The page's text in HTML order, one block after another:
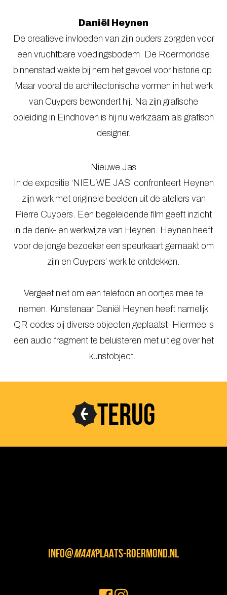
Daniël Heynen
De creatieve invloeden van zijn ouders zorgden voor
een vruchtbare voedingsbodem. De Roermondse
binnenstad wekte bij hem het gevoel voor historie op.
Maar vooral de architectonische vormen in het werk
van Cuypers bewondert hij. Na zijn grafische
opleiding in Eindhoven is hij nu werkzaam als grafisch
designer.
Nieuwe Jas
In de expositie ‘NIEUWE JAS’ confronteert Heynen
zijn werk met originele beelden uit de ateliers van
Pierre Cuypers. Een begeleidende film geeft inzicht
in de denk- en werkwijze van Heynen. Heynen heeft
voor de jonge bezoeker een speurkaart gemaakt om
zijn en Cuypers’ werk te ontdekken.
Vergeet niet om een telefoon en oortjes mee te
nemen. Kunstenaar Daniël Heynen heeft namelijk
QR codes bij diverse objecten geplaatst. Hiermee is
een audio fragment te beluisteren met uitleg over het
kunstobject.
TERUG
INFO@MAAKPLAATS-ROERMOND.NL